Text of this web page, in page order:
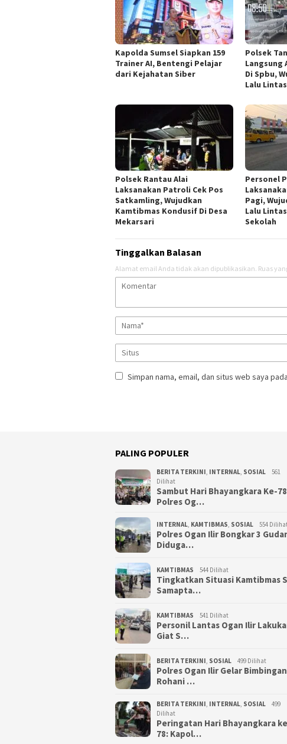
Kapolda Sumsel Siapkan 159
Trainer AI, Bentengi Pelajar
dari Kejahatan Siber
Polsek
Langsung
Di Spbu,
Lalu
Polsek Rantau Alai
Laksanakan Patroli Cek Pos
Satkamling, Wujudkan
Kamtibmas Kondusif Di Desa
Mekarsari
Personel
Pagi,
Lalu
Sekolah
Tinggalkan Balasan
Alamat email Anda tidak akan dipublikasikan. Ruas
Simpan nama, email, dan situs web saya
PALING POPULER
BERITA TERKINI, INTERNAL, SOSIAL
561
Dilihat
Sambut Hari Bhayangkara Ke-
Polres Og…
INTERNAL, KAMTIBMAS, SOSIAL 554
Polres Ogan Ilir Bongkar 3
Diduga…
KAMTIBMAS 544 Dilihat
Tingkatkan Situasi Kamtibmas
Samapta…
KAMTIBMAS 541 Dilihat
Personil Lantas Ogan Ilir
Giat S…
BERITA TERKINI, SOSIAL 499 Dilihat
Polres Ogan Ilir Gelar Bimbingan
Rohani …
BERITA TERKINI, INTERNAL, SOSIAL
499
Dilihat
Peringatan Hari Bhayangkara
78: Kapol…